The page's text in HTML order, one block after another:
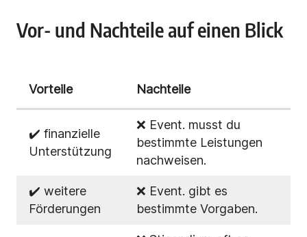
Vor- und Nachteile auf einen Blick
Vorteile Nachteile
✔️ finanzielle
Unterstützung
❌ Event. musst du
bestimmte Leistungen
nachweisen.
✔️ weitere
Förderungen
❌ Event. gibt es
bestimmte Vorgaben.